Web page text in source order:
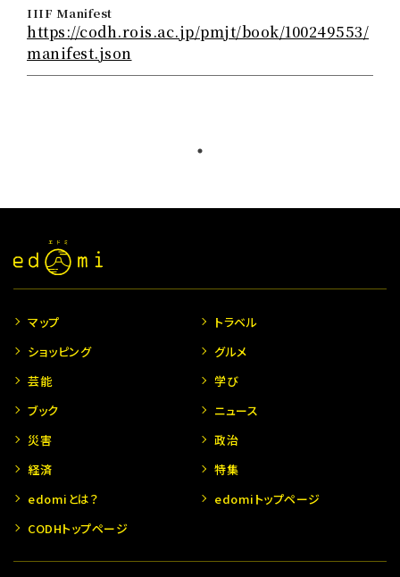
IIIF Manifest
https://codh.rois.ac.jp/pmjt/book/100249553/
manifest.json
マップ
トラベル
ショッピング
グルメ
芸能
学び
ブック
ニュース
災害
政治
経済
特集
edomiとは？
edomiトップページ
CODHトップページ